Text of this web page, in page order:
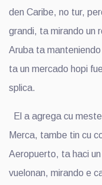
den Caribe, no tur,
grandi, ta mirando un
Aruba ta
ta un mercado hopi
splica.
El a agrega cu
Merca, tambe tin cu
Aeropuerto, ta haci
vuelonan, mirando e